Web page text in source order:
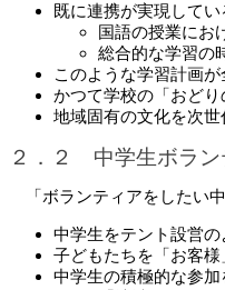
既に連携が実現してい
国語の授業にお
総合的な学習の
このような学習計画
かつて学校の「おど
地域固有の文化を次
２．２　中学生ボラ
「ボランティアをしたい
中学生をテント設営
子どもたちを「お客
中学生の積極的な参